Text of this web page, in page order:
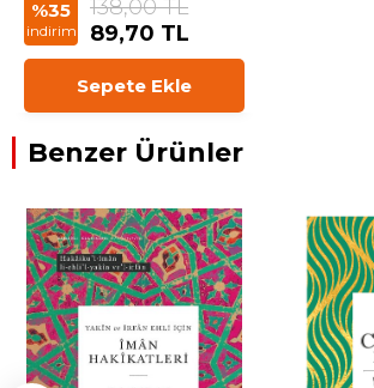
%35
indirim
138,00 TL
89,70 TL
Sepete Ekle
Benzer Ürünler